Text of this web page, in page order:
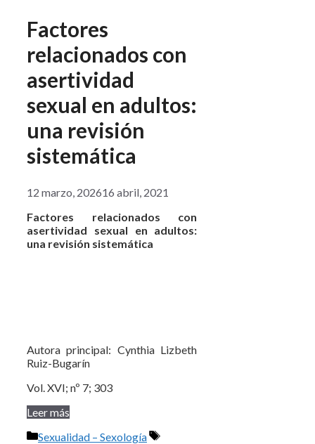
Factores
relacionados con
asertividad
sexual en adultos:
una revisión
sistemática
12 marzo, 202616 abril, 2021
Factores relacionados con
asertividad sexual en adultos:
una revisión sistemática
Autora principal: Cynthia Lizbeth
Ruiz-Bugarín
Vol. XVI; nº 7; 303
Leer más
Categorías
Sexualidad – Sexología
Etiquetas